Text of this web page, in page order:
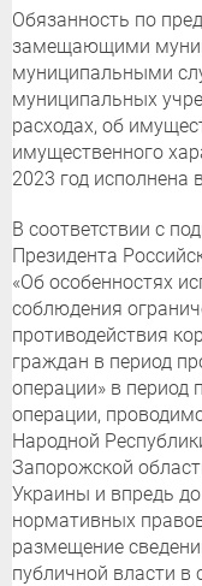
Обязанность по
замещающими
муниципальными
муниципальных
расходах, об
имущественного
2023 год исполнена
В соответствии с
Президента
«Об особенностях
соблюдения
противодействия
граждан в период
операции» в период
операции,
Народной
Запорожской
Украины и впредь
нормативных
размещение
публичной власти в